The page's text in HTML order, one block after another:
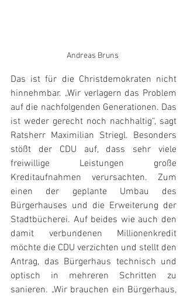
Andreas Bruns
Das ist für die Christdemokraten nicht
hinnehmbar. „Wir verlagern das Problem
auf die nachfolgenden Generationen. Das
ist weder gerecht noch nachhaltig“, sagt
Ratsherr Maximilian Striegl. Besonders
stößt der CDU auf, dass sehr viele
freiwillige Leistungen große
Kreditaufnahmen verursachten. Zum
einen der geplante Umbau des
Bürgerhauses und die Erweiterung der
Stadtbücherei. Auf beides wie auch den
damit verbundenen Millionenkredit
möchte die CDU verzichten und stellt den
Antrag, das Bürgerhaus technisch und
optisch in mehreren Schritten zu
sanieren. „Wir brauchen ein Bürgerhaus,